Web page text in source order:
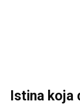
Istina